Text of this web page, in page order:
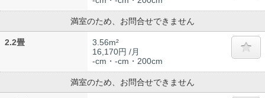
満室のため、お問合せできません
2.2畳
3.56m²
16,170円 /月
-cm・-cm・200cm
満室のため、お問合せできません